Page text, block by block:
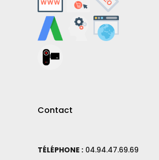
Contact
TÉLÉPHONE : 04.94.47.69.69